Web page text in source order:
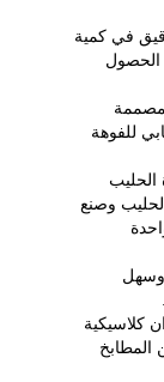
في كمية
الحصول
للفوهة
وصنع
كلاسيكية